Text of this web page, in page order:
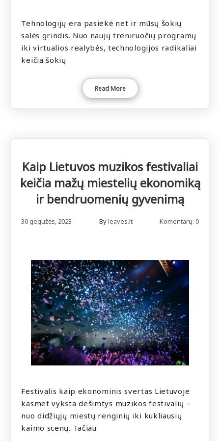
Tehnologijų era pasiekė net ir mūsų šokių
salės grindis. Nuo naujų treniruočių programų
iki virtualios realybės, technologijos radikaliai
keičia šokių
Read More
Kaip Lietuvos muzikos festivaliai
keičia mažų miestelių ekonomiką
ir bendruomenių gyvenimą
30 gegužės, 2023 Byleaves.lt Komentarų: 0
Festivalis kaip ekonominis svertas Lietuvoje
kasmet vyksta dešimtys muzikos festivalių –
nuo didžiųjų miestų renginių iki kukliausių
kaimo scenų. Tačiau